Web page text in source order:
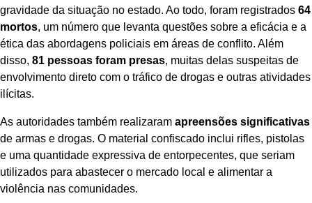
gravidade da situação no estado. Ao todo, foram registrados 64
mortos, um número que levanta questões sobre a eficácia e a
ética das abordagens policiais em áreas de conflito. Além
disso, 81 pessoas foram presas, muitas delas suspeitas de
envolvimento direto com o tráfico de drogas e outras atividades
ilícitas.
As autoridades também realizaram apreensões significativas
de armas e drogas. O material confiscado inclui rifles, pistolas
e uma quantidade expressiva de entorpecentes, que seriam
utilizados para abastecer o mercado local e alimentar a
violência nas comunidades.